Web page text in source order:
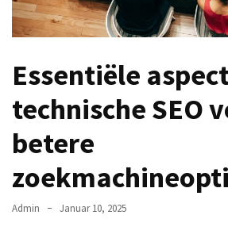
Holland
die
Welt
von
Caymus:
Valley
Essentiële
technische SEO
betere
Admin Januar 10, 2025